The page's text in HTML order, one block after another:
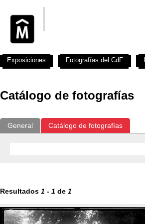
Catálogo de fotografías
General Catálogo de fotografías
Resultados 1 - 1 de 1
Exposiciones Fotografías del CdF